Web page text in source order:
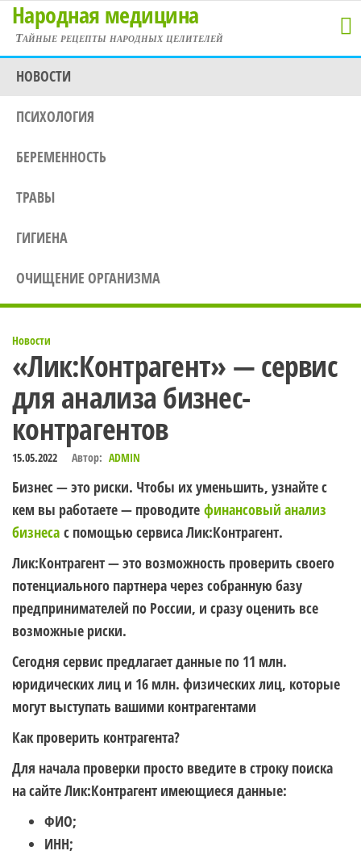
Перейти
содержимому
Народная медицина
Тайные рецепты народных целителей
НОВОСТИ
ПСИХОЛОГИЯ
БЕРЕМЕННОСТЬ
ТРАВЫ
ГИГИЕНА
ОЧИЩЕНИЕ ОРГАНИЗМА
Новости
«Лик:Контрагент» — сервис
для анализа бизнес-
контрагентов
15.05.2022 Автор: ADMIN
Бизнес — это риски. Чтобы их уменьшить, узнайте с
кем вы работаете — проводите финансовый анализ
бизнеса с помощью сервиса Лик:Контрагент.
Лик:Контрагент — это возможность проверить своего
потенциального партнера через собранную базу
предпринимателей по России, и сразу оценить все
возможные риски.
Сегодня сервис предлагает данные по 11 млн.
юридических лиц и 16 млн. физических лиц, которые
могут выступать вашими контрагентами
Как проверить контрагента?
Для начала проверки просто введите в строку поиска
на сайте Лик:Контрагент имеющиеся данные:
ФИО;
ИНН;